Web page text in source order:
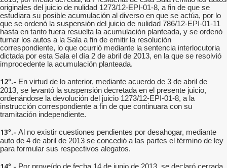
originales del juicio de nulidad 1273/12-EPI-01-8, a fin de que se
estudiara su posible acumulación al diverso en que se actúa, por lo
que se ordenó la suspensión del juicio de nulidad 786/12-EPI-01-11
hasta en tanto fuera resuelta la acumulación planteada, y se ordenó
turnar los autos a la Sala a fin de emitir la resolución
correspondiente, lo que ocurrió mediante la sentencia interlocutoria
dictada por esta Sala el día 2 de abril de 2013, en la que se resolvió
improcedente la acumulación planteada.
12º.- En virtud de lo anterior, mediante acuerdo de 3 de abril de
2013, se levantó la suspensión decretada en el presente juicio,
ordenándose la devolución del juicio 1273/12-EPI-01-8, a la
instrucción correspondiente a fin de que continuara con su
tramitación independiente.
13º.- Al no existir cuestiones pendientes por desahogar, mediante
auto de 4 de abril de 2013 se concedió a las partes el término de ley
para formular sus respectivos alegatos.
14º.-